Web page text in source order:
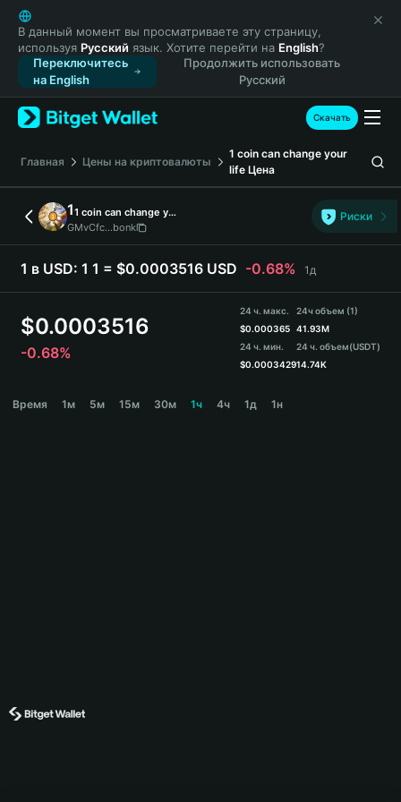
English
日本語
Tiếng Việt
Русский
Español (Latinoamérica)
Türkçe
Français
Deutsch
简体中文
繁體中文
Português (Portugal)
Bahasa Indonesia
ภาษาไทย
Español
Español (Argentina)
В данный момент вы просматриваете эту страницу,
используя Русский язык. Хотите перейти на English?
Переключитесь
на English
Продолжить использовать
Русский
Скачать
Главная Цены на криптовалюты
1 coin can change your
life Цена
1
1 coin can change your life
GMvCfc...bonk
Риски
1 в USD: 1 1 = $0.0003516 USD -0.68% 1д
$0.0003516
-0.68%
24 ч. макс.
$0.000365
24 ч. мин.
$0.0003429
24ч объем (1)
41.93M
24 ч. объем(USDT)
14.74K
Время 1м 5м 15м 30м 1ч 4ч 1д 1н